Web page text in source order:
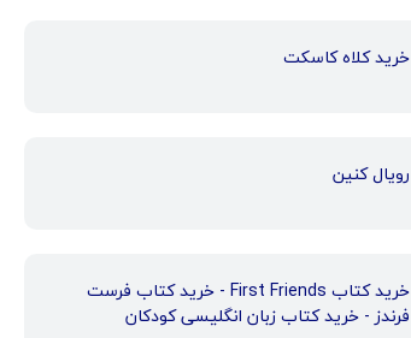
خرید کلاه کاسکت
رویال کنین
خرید کتاب First Friends - خرید کتاب فرست
فرندز - خرید کتاب زبان انگلیسی کودکان